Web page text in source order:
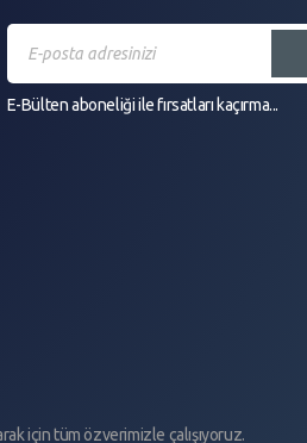
E-Bülten aboneliği ile fırsatları kaçırma...
için tüm özverimizle çalışıyoruz.